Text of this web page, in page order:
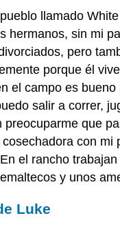
llamado
hermanos, sin mi
pero
porque él
el campo es
salir a correr,
preocuparme que
con mi
el rancho
y unos
Luke